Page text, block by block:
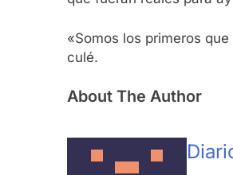
«Somos los primeros
culé.
About The Author